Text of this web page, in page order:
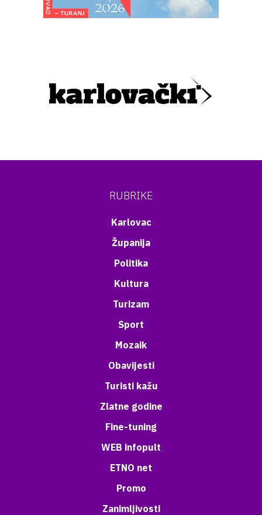
RUBRIKE
Karlovac
Županija
Politika
Kultura
Turizam
Sport
Mozaik
Obavijesti
Turisti kažu
Zlatne godine
Fine-tuning
WEB infopult
ETNO net
Promo
Zanimljivosti